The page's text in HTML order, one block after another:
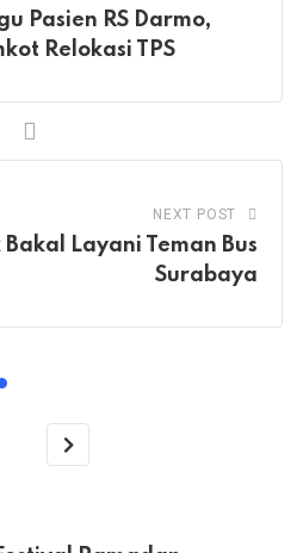
Pasien RS Darmo,
Relokasi TPS
NEXT POST
Layani Teman Bus
Surabaya